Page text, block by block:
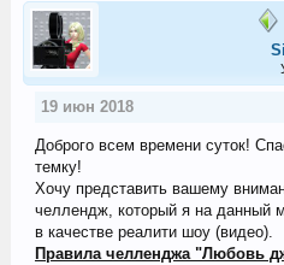
19 июн 2018
Доброго всем времени суток!
темку!
Хочу представить вашему
челлендж, который я на данный
в качестве реалити шоу (видео).
Правила челленджа "Любовь